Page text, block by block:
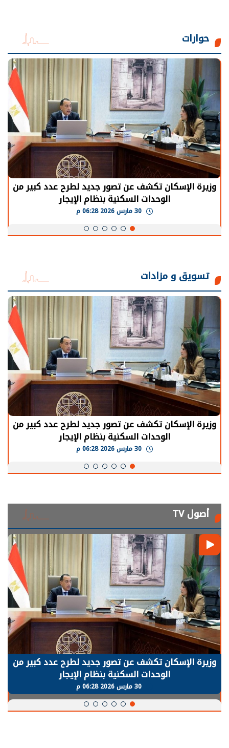
حوارات
وزيرة الإسكان تكشف عن تصور جديد لطرح عدد كبير من
الوحدات السكنية بنظام الإيجار
تسويق و مزادات
وزيرة الإسكان تكشف عن تصور جديد لطرح عدد كبير من
الوحدات السكنية بنظام الإيجار
أصول TV
وزيرة الإسكان تكشف عن تصور جديد لطرح عدد كبير من
الوحدات السكنية بنظام الإيجار